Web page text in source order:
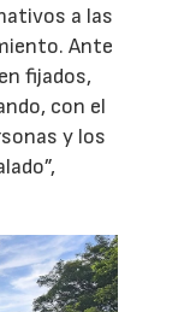
a las
Ante
fijados,
con el
y los